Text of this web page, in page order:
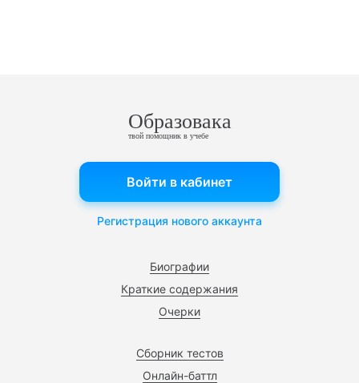
Образовака
твой помощник в учебе
Биографии
Краткие содержания
Очерки
Сборник тестов
Онлайн-баттл
Войти в кабинет
Регистрация нового аккаунта